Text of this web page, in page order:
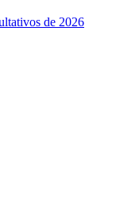
de 2026